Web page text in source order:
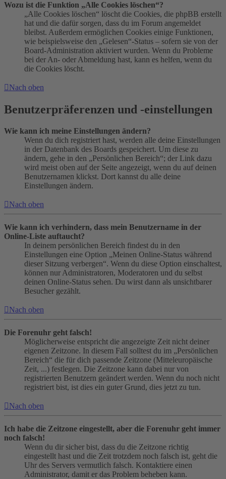
Wozu ist die Funktion „Alle Cookies löschen“?
„Alle Cookies löschen“ löscht die Cookies, die phpBB erstellt
hat und die dafür sorgen, dass du im Forum angemeldet
bleibst. Außerdem ermöglichen Cookies einige Funktionen,
wie beispielsweise den „Gelesen“-Status – sofern sie von der
Board-Administration aktiviert wurden. Wenn du Probleme
bei der An- oder Abmeldung hast, kann es helfen, wenn du
die Cookies löscht.
Nach oben
Benutzerpräferenzen und -einstellungen
Wie kann ich meine Einstellungen ändern?
Wenn du dich registriert hast, werden alle deine Einstellungen
in der Datenbank des Boards gespeichert. Um diese zu
ändern, gehe in den „Persönlichen Bereich“; der Link dazu
wird meist oben auf der Seite angezeigt, wenn du auf deinen
Benutzernamen klickst. Dort kannst du alle deine
Einstellungen ändern.
Nach oben
Wie kann ich verhindern, dass mein Benutzername in der
Online-Liste auftaucht?
In deinem persönlichen Bereich findest du in den
Einstellungen eine Option „Meinen Online-Status während
dieser Sitzung verbergen“. Wenn du diese Option einschaltest,
können nur Administratoren, Moderatoren und du selbst
deinen Online-Status sehen. Du wirst dann als unsichtbarer
Besucher gezählt.
Nach oben
Die Forenuhr geht falsch!
Möglicherweise entspricht die angezeigte Zeit nicht deiner
eigenen Zeitzone. In diesem Fall solltest du im „Persönlichen
Bereich“ die für dich passende Zeitzone (Mitteleuropäische
Zeit, ...) festlegen. Die Zeitzone kann dabei nur von
registrierten Benutzern geändert werden. Wenn du noch nicht
registriert bist, ist dies ein guter Grund, dies jetzt zu tun.
Nach oben
Ich habe die Zeitzone eingestellt, aber die Forenuhr geht immer
noch falsch!
Wenn du dir sicher bist, dass du die Zeitzone richtig
eingestellt hast und die Zeit trotzdem noch falsch ist, geht die
Uhr des Servers vermutlich falsch. Kontaktiere einen
Administrator, damit er das Problem beheben kann.